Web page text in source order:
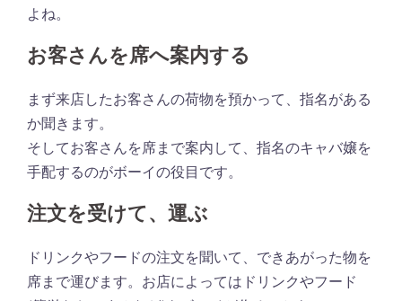
よね。
お客さんを席へ案内する
まず来店したお客さんの荷物を預かって、指名がある
か聞きます。
そしてお客さんを席まで案内して、指名のキャバ嬢を
手配するのがボーイの役目です。
注文を受けて、運ぶ
ドリンクやフードの注文を聞いて、できあがった物を
席まで運びます。お店によってはドリンクやフード